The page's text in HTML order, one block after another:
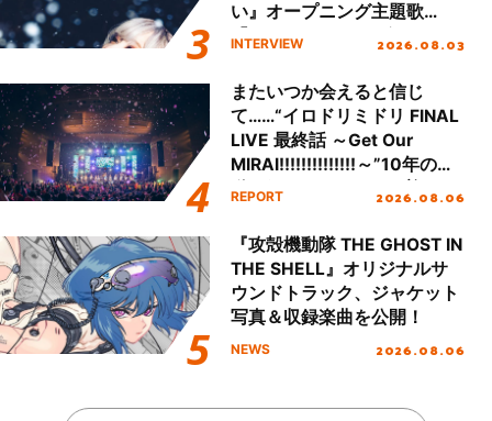
い』オープニング主題歌
「Amore」インタビュー
INTERVIEW 2026.08.03
またいつか会えると信じ
て……“イロドリミドリ FINAL
LIVE 最終話 ～Get Our
MIRAI!!!!!!!!!!!!!!～”10年の活
動を経てファイナルを迎える
REPORT 2026.08.06
『攻殻機動隊 THE GHOST IN
THE SHELL』オリジナルサ
ウンドトラック、ジャケット
写真＆収録楽曲を公開！
NEWS 2026.08.06